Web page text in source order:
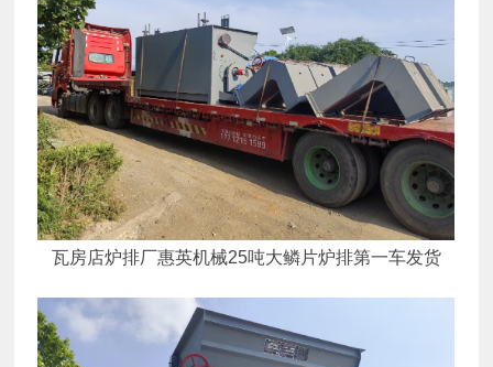
瓦房店炉排厂惠英机械25吨大鳞片炉排第一车发货